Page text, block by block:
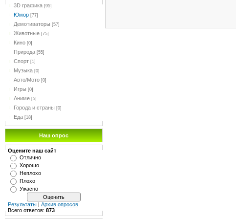
3D графика [95]
Юмор [77]
Демотиваторы [57]
Животные [75]
Кино [0]
Природа [55]
Спорт [1]
Музыка [0]
Авто/Мото [0]
Игры [0]
Аниме [5]
Города и страны [0]
Еда [18]
Наш опрос
Оцените наш сайт
Отлично
Хорошо
Неплохо
Плохо
Ужасно
Результаты | Архив опросов
Всего ответов: 873